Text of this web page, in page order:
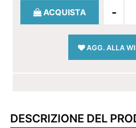
Quantità
ACQUISTA
AGG. ALLA
DESCRIZIONE DEL